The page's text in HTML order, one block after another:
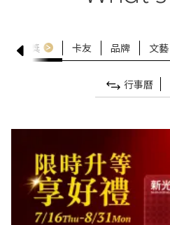
贈獎 卡友 品牌 文藝
行事曆